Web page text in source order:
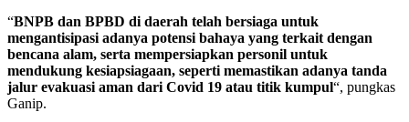
“BNPB dan BPBD di daerah telah bersiaga untuk
mengantisipasi adanya potensi bahaya yang terkait dengan
bencana alam, serta mempersiapkan personil untuk
mendukung kesiapsiagaan, seperti memastikan adanya tanda
jalur evakuasi aman dari Covid 19 atau titik kumpul“, pungkas
Ganip.